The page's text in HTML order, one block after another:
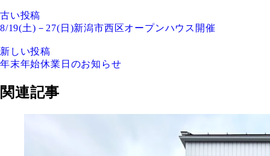
古い投稿
8/19(土)－27(日)新潟市西区オープンハウス開催
新しい投稿
年末年始休業日のお知らせ
関連記事